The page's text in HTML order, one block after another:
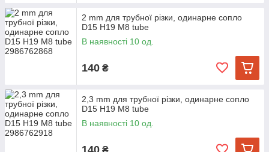
2 mm для трубної різки, одинарне сопло
D15 H19 M8 tube
В наявності 10 од.
140 ₴
2,3 mm для трубної різки, одинарне сопло
D15 H19 M8 tube
В наявності 10 од.
140 ₴